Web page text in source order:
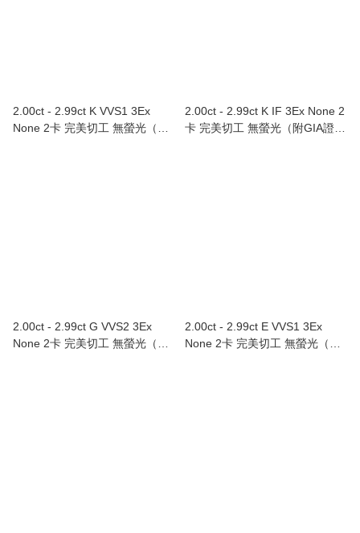
2.00ct - 2.99ct K VVS1 3Ex
None 2卡 完美切工 無螢光（附
2.00ct - 2.99ct K IF 3Ex None 2
卡 完美切工 無螢光（附GIA證
2.00ct - 2.99ct G VVS2 3Ex
None 2卡 完美切工 無螢光（附
2.00ct - 2.99ct E VVS1 3Ex
None 2卡 完美切工 無螢光（附